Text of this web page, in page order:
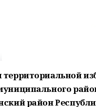
район